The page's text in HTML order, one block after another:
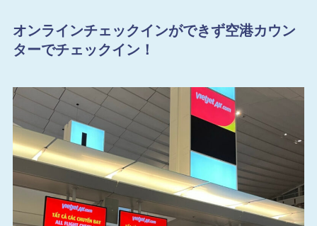
オンラインチェックインができず空港カウン
ターでチェックイン！